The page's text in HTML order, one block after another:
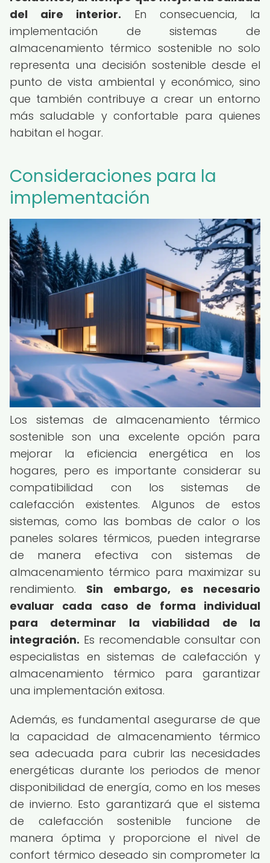
del aire interior. En consecuencia, la
implementación de sistemas de
almacenamiento térmico sostenible no solo
representa una decisión sostenible desde el
punto de vista ambiental y económico, sino
que también contribuye a crear un entorno
más saludable y confortable para quienes
habitan el hogar.
Consideraciones para la
implementación
Los sistemas de almacenamiento térmico
sostenible son una excelente opción para
mejorar la eficiencia energética en los
hogares, pero es importante considerar su
compatibilidad con los sistemas de
calefacción existentes. Algunos de estos
sistemas, como las bombas de calor o los
paneles solares térmicos, pueden integrarse
de manera efectiva con sistemas de
almacenamiento térmico para maximizar su
rendimiento. Sin embargo, es necesario
evaluar cada caso de forma individual
para determinar la viabilidad de la
integración. Es recomendable consultar con
especialistas en sistemas de calefacción y
almacenamiento térmico para garantizar
una implementación exitosa.
Además, es fundamental asegurarse de que
la capacidad de almacenamiento térmico
sea adecuada para cubrir las necesidades
energéticas durante los periodos de menor
disponibilidad de energía, como en los meses
de invierno. Esto garantizará que el sistema
de calefacción sostenible funcione de
manera óptima y proporcione el nivel de
confort térmico deseado sin comprometer la